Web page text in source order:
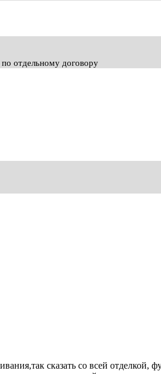
отдельному договору
сказать со всей